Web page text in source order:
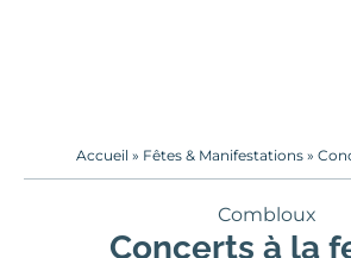
Accueil » Fêtes & Manifestations »
Combloux
Concerts à la